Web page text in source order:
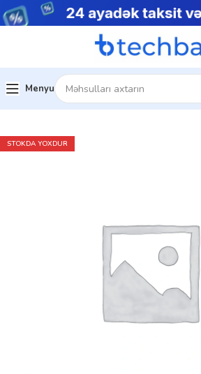
Menyu
Kompüter Qulaqlıqları Hyperx Qulaqlıqlar
STOKDA YOXDUR